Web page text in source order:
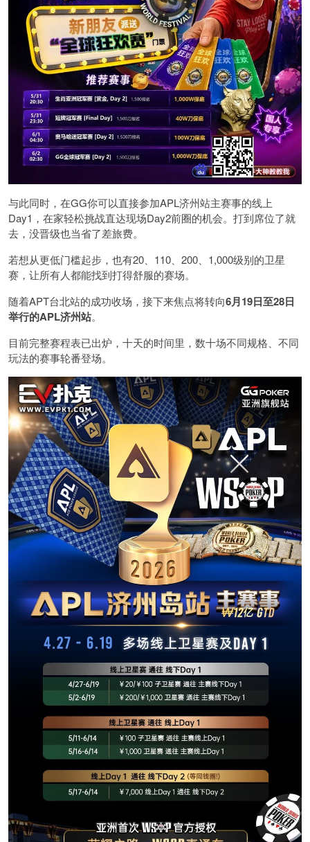
与此同时，在GG你可以直接参加APL济州站主赛事的线上
Day1，在家轻松挑战直达现场Day2前圈的机会。打到席位了就
去，没晋级也当省了差旅费。
若想从更低门槛起步，也有20、110、200、1,000级别的卫星
赛，让所有人都能找到打得舒服的赛场。
随着APT台北站的成功收场，接下来焦点将转向6月19日至28日
举行的APL济州站。
目前完整赛程表已出炉，十天的时间里，数十场不同规格、不同
玩法的赛事轮番登场。